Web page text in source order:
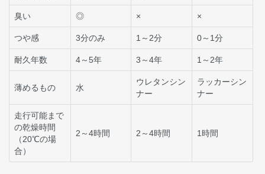
臭い ◎ × ×
つや感 3分のみ 1～2分 0～1分
耐久年数 4～5年 3～4年 1～2年
薄めるもの 水
ウレタンシン
ナー
ラッカーシン
ナー
走行可能まで
の乾燥時間
（20℃の場
合）
2～4時間 2～4時間 1時間